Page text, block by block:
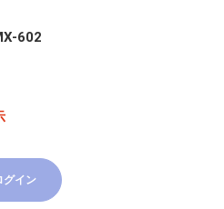
602
グイン